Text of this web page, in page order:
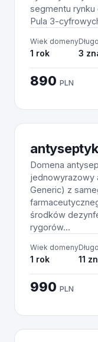
segmentu
Pula 3-
Wiek domeny
1 rok 3
890 PLN
Domena
jednowyrazowy
Generic) z
środków
rygorów...
Wiek domeny
1 rok 11
990 PLN